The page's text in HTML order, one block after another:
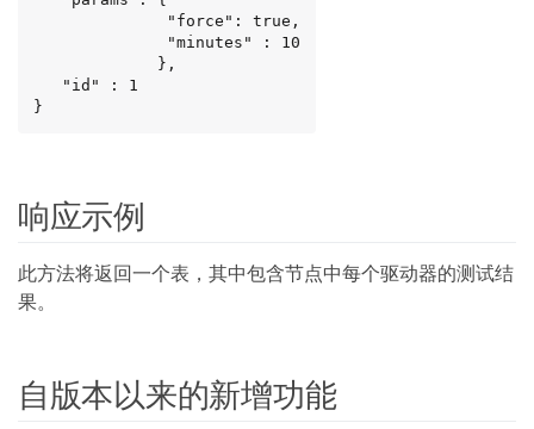
}
响应示例
此方法将返回一个表，其中包含节点中每个驱动器的测试结
果。
自版本以来的新增功能